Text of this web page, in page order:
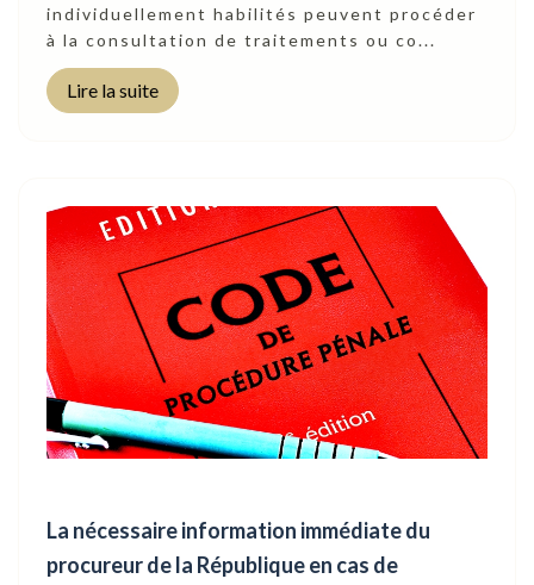
individuellement habilités peuvent procéder
à la consultation de traitements ou co...
Lire la suite
La nécessaire information immédiate du
procureur de la République en cas de